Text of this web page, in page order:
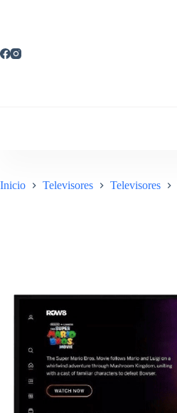
Inicio Televisores Televisores